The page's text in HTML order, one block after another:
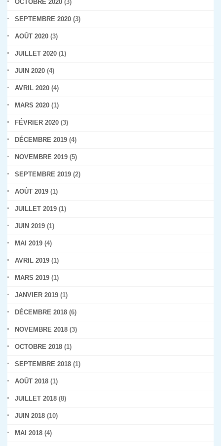
OCTOBRE 2020 (3)
SEPTEMBRE 2020 (3)
AOÛT 2020 (3)
JUILLET 2020 (1)
JUIN 2020 (4)
AVRIL 2020 (4)
MARS 2020 (1)
FÉVRIER 2020 (3)
DÉCEMBRE 2019 (4)
NOVEMBRE 2019 (5)
SEPTEMBRE 2019 (2)
AOÛT 2019 (1)
JUILLET 2019 (1)
JUIN 2019 (1)
MAI 2019 (4)
AVRIL 2019 (1)
MARS 2019 (1)
JANVIER 2019 (1)
DÉCEMBRE 2018 (6)
NOVEMBRE 2018 (3)
OCTOBRE 2018 (1)
SEPTEMBRE 2018 (1)
AOÛT 2018 (1)
JUILLET 2018 (8)
JUIN 2018 (10)
MAI 2018 (4)